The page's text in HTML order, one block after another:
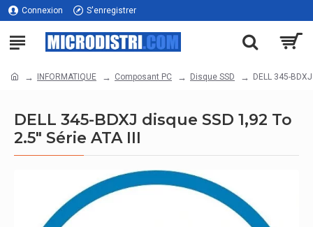
Connexion S'enregistrer
INFORMATIQUE Composant PC Disque SSD DELL 345-
DELL 345-BDXJ disque SSD 1,92 To
2.5" Série ATA III